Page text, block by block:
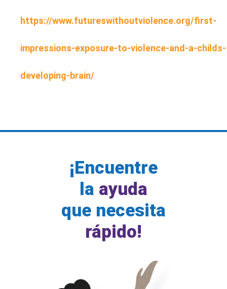
https://www.futureswithoutviolence.org/first-
impressions-exposure-to-violence-and-a-childs-
developing-brain/
¡Encuentre
la ayuda
que necesita
rápido!